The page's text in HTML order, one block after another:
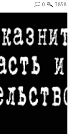
0 3858